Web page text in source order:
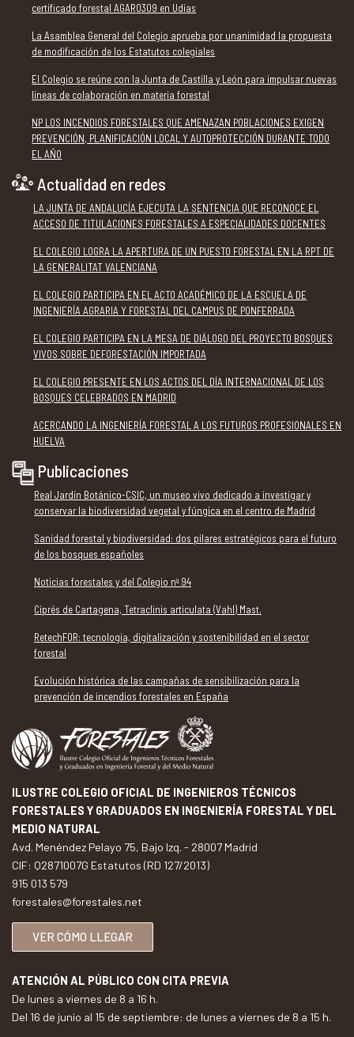
certificado forestal AGAR0309 en Udías
La Asamblea General del Colegio aprueba por unanimidad la propuesta
de modificación de los Estatutos colegiales
El Colegio se reúne con la Junta de Castilla y León para impulsar nuevas
líneas de colaboración en materia forestal
NP LOS INCENDIOS FORESTALES QUE AMENAZAN POBLACIONES EXIGEN
PREVENCIÓN, PLANIFICACIÓN LOCAL Y AUTOPROTECCIÓN DURANTE TODO
EL AÑO
Actualidad en redes
LA JUNTA DE ANDALUCÍA EJECUTA LA SENTENCIA QUE RECONOCE EL
ACCESO DE TITULACIONES FORESTALES A ESPECIALIDADES DOCENTES
EL COLEGIO LOGRA LA APERTURA DE UN PUESTO FORESTAL EN LA RPT DE
LA GENERALITAT VALENCIANA
EL COLEGIO PARTICIPA EN EL ACTO ACADÉMICO DE LA ESCUELA DE
INGENIERÍA AGRARIA Y FORESTAL DEL CAMPUS DE PONFERRADA
EL COLEGIO PARTICIPA EN LA MESA DE DIÁLOGO DEL PROYECTO BOSQUES
VIVOS SOBRE DEFORESTACIÓN IMPORTADA
EL COLEGIO PRESENTE EN LOS ACTOS DEL DÍA INTERNACIONAL DE LOS
BOSQUES CELEBRADOS EN MADRID
ACERCANDO LA INGENIERÍA FORESTAL A LOS FUTUROS PROFESIONALES EN
HUELVA
Publicaciones
Real Jardín Botánico-CSIC, un museo vivo dedicado a investigar y
conservar la biodiversidad vegetal y fúngica en el centro de Madrid
Sanidad forestal y biodiversidad: dos pilares estratégicos para el futuro
de los bosques españoles
Noticias forestales y del Colegio nº 94
Ciprés de Cartagena, Tetraclinis articulata (Vahl) Mast.
RetechFOR: tecnología, digitalización y sostenibilidad en el sector
forestal
Evolución histórica de las campañas de sensibilización para la
prevención de incendios forestales en España
ILUSTRE COLEGIO OFICIAL DE INGENIEROS TÉCNICOS
FORESTALES Y GRADUADOS EN INGENIERÍA FORESTAL Y DEL
MEDIO NATURAL
Avd. Menéndez Pelayo 75, Bajo Izq. - 28007 Madrid
CIF: Q2871007G Estatutos (RD 127/2013)
915 013 579
forestales@forestales.net
VER CÓMO LLEGAR
ATENCIÓN AL PÚBLICO CON CITA PREVIA
De lunes a viernes de 8 a 16 h.
Del 16 de junio al 15 de septiembre: de lunes a viernes de 8 a 15 h.